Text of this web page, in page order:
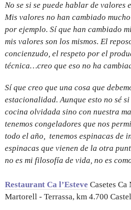
No se si se puede hablar de valores
Mis valores no han cambiado
por ejemplo. Sí que han cambiado
mis valores son los mismos. El
concienzudo, el respeto por el
técnica…creo que eso no ha
Sí que creo que una cosa que
estacionalidad. Aunque esto no sé
cocina olvidada sino con nuestra
tenemos congeladores que nos
todo el año, tenemos espinacas de
espinacas que vienen de la otra
no es mi filosofía de vida, no es
Restaurant Ca l’Esteve Casetes
Martorell - Terrassa, km 4.700